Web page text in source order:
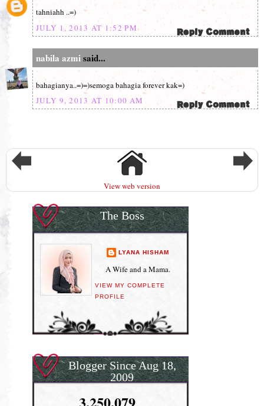
tahniahh ..=)
JULY 1, 2013 AT 1:52 PM
nabila azmisaid...
bahagianya..=)=)semoga bahagia forever kak=)
JULY 9, 2013 AT 10:00 AM
View web version
The Boss
LYANA HISHAM
A Wife and a Mama.
VIEW MY COMPLETE
PROFILE
Blogger Since Aug 18,
2009